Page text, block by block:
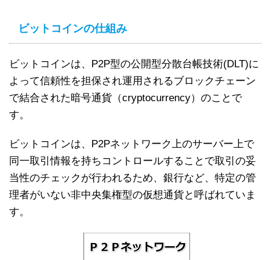
ビットコインの仕組み
ビットコインは、P2P型の公開型分散台帳技術(DLT)に
よって信頼性を担保され運用されるブロックチェーン
で結合された暗号通貨（cryptocurrency）のことで
す。
ビットコインは、P2Pネットワーク上のサーバー上で
同一取引情報を持ちコントロールすることで取引の妥
当性のチェックが行われるため、銀行など、特定の管
理者がいない非中央集権型の仮想通貨と呼ばれていま
す。